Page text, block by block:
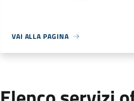
VAI ALLA PAGINA